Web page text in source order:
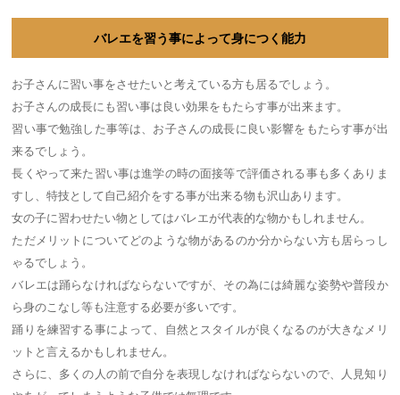
バレエを習う事によって身につく能力
お子さんに習い事をさせたいと考えている方も居るでしょう。
お子さんの成長にも習い事は良い効果をもたらす事が出来ます。
習い事で勉強した事等は、お子さんの成長に良い影響をもたらす事が出
来るでしょう。
長くやって来た習い事は進学の時の面接等で評価される事も多くありま
すし、特技として自己紹介をする事が出来る物も沢山あります。
女の子に習わせたい物としてはバレエが代表的な物かもしれません。
ただメリットについてどのような物があるのか分からない方も居らっし
ゃるでしょう。
バレエは踊らなければならないですが、その為には綺麗な姿勢や普段か
ら身のこなし等も注意する必要が多いです。
踊りを練習する事によって、自然とスタイルが良くなるのが大きなメリ
ットと言えるかもしれません。
さらに、多くの人の前で自分を表現しなければならないので、人見知り